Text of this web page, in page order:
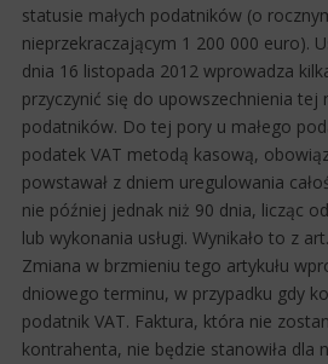
statusie małych podatników (o
nieprzekraczającym 1 200 000 euro).
dnia 16 listopada 2012 wprowadza
przyczynić się do upowszechnienia tej
podatników. Do tej pory u małego
podatek VAT metodą kasową,
powstawał z dniem uregulowania
nie później jednak niż 90 dnia, licząc
lub wykonania usługi. Wynikało to z
Zmiana w brzmieniu tego artykułu
dniowego terminu, w przypadku gdy
podatnik VAT. Faktura, która nie
kontrahenta, nie będzie stanowiła dla